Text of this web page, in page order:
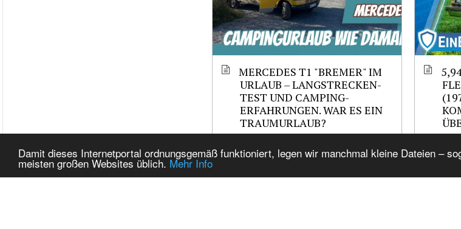
Damit dieses Internetportal ordnungsgemäß funktioniert, legen wir manchmal kleine Dateien –
meisten großen Websites üblich. Mehr Info
MERCEDES T1 "BREMER" IM
URLAUB – LANGSTRECKEN-
TEST UND CAMPING-
ERFAHRUNGEN. WAR ES EIN
TRAUMURLAUB?
Related Items from Mag Show Related
Tags cj_CHR_Wayfarer-1957,